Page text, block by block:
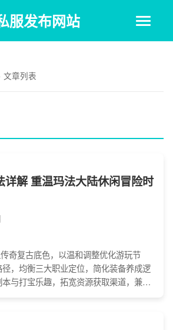
服发布网站
文章列表
解 重温玛法大陆休闲冒险时
奇复古底色，以温和调整优化游玩节
，均衡三大职业定位，简化装备养成逻
与打宝乐趣，拓宽资源获取渠道，兼顾